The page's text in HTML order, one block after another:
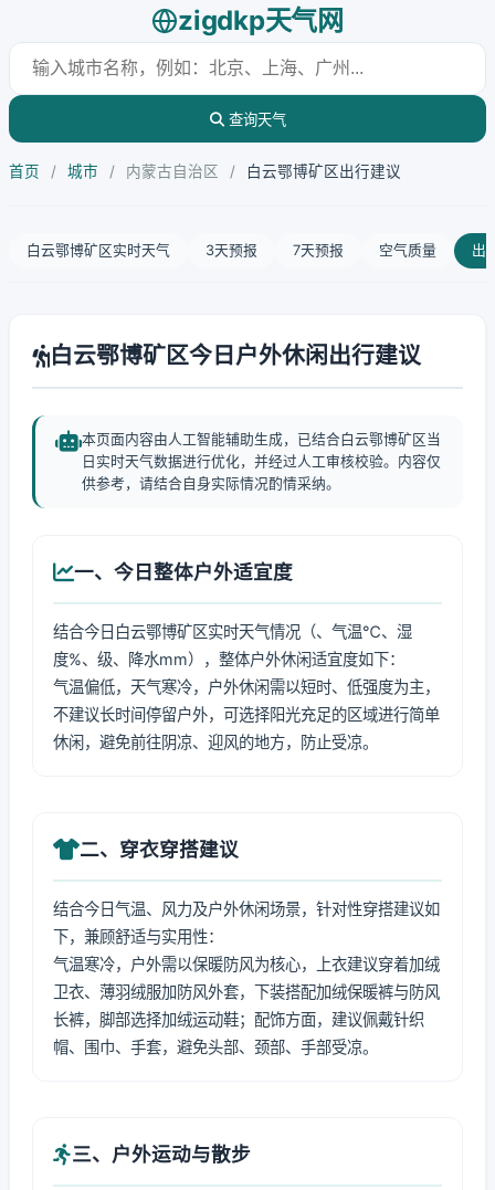
zigdkp天气网
查询天气
首页 / 城市 / 内蒙古自治区 / 白云鄂博矿区出行建议
白云鄂博矿区实时天气 3天预报 7天预报 空气质量 出
白云鄂博矿区今日户外休闲出行建议
本页面内容由人工智能辅助生成，已结合白云鄂博矿区当
日实时天气数据进行优化，并经过人工审核校验。内容仅
供参考，请结合自身实际情况酌情采纳。
一、今日整体户外适宜度
结合今日白云鄂博矿区实时天气情况（、气温℃、湿
度%、级、降水mm），整体户外休闲适宜度如下：
气温偏低，天气寒冷，户外休闲需以短时、低强度为主，
不建议长时间停留户外，可选择阳光充足的区域进行简单
休闲，避免前往阴凉、迎风的地方，防止受凉。
二、穿衣穿搭建议
结合今日气温、风力及户外休闲场景，针对性穿搭建议如
下，兼顾舒适与实用性：
气温寒冷，户外需以保暖防风为核心，上衣建议穿着加绒
卫衣、薄羽绒服加防风外套，下装搭配加绒保暖裤与防风
长裤，脚部选择加绒运动鞋；配饰方面，建议佩戴针织
帽、围巾、手套，避免头部、颈部、手部受凉。
三、户外运动与散步